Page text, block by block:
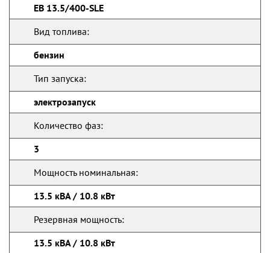
EB 13.5/400-SLE
Вид топлива:
бензин
Тип запуска:
электрозапуск
Количество фаз:
3
Мощность номинальная:
13.5 кВА / 10.8 кВт
Резервная мощность:
13.5 кВА / 10.8 кВт